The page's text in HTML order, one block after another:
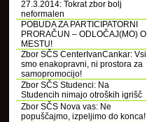
27.3.2014: Tokrat zbor bolj
neformalen
POBUDA ZA PARTICIPATORNI
PRORAČUN – ODLOČAJ(MO) O
MESTU!
Zbor SČS CenterIvanCankar: Vsi
smo enakopravni, ni prostora za
samopromocijo!
Zbor SČS Studenci: Na
Studencih nimajo otroških igrišč
Zbor SČS Nova vas: Ne
popuščajmo, izpeljimo do konca!